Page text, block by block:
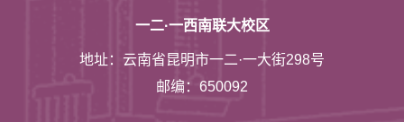
一二·一西南联大校区
地址：云南省昆明市一二·一大街298号
邮编：650092